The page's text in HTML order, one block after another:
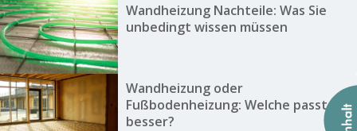
Wandheizung Nachteile: Was Sie
unbedingt wissen müssen
Wandheizung oder
Fußbodenheizung: Welche passt
besser?